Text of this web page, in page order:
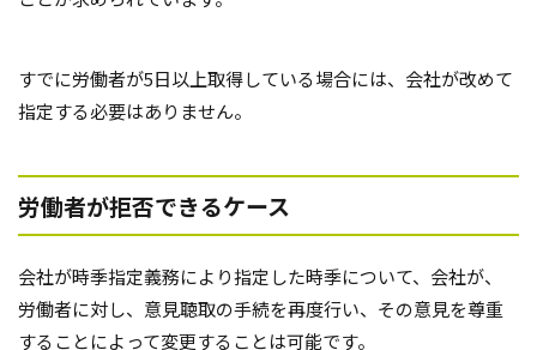
すでに労働者が5日以上取得している場合には、会社が改めて
指定する必要はありません。
労働者が拒否できるケース
会社が時季指定義務により指定した時季について、会社が、
労働者に対し、意見聴取の手続を再度行い、その意見を尊重
することによって変更することは可能です。